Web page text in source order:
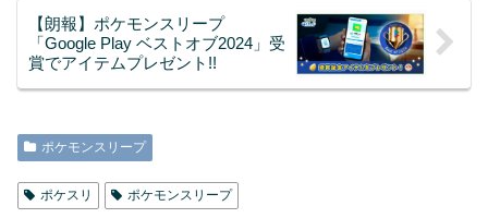
【朗報】ポケモンスリープ
「Google Play ベストオブ2024」受
賞でアイテムプレゼント!!
ポケモンスリープ
ポケスリ ポケモンスリープ